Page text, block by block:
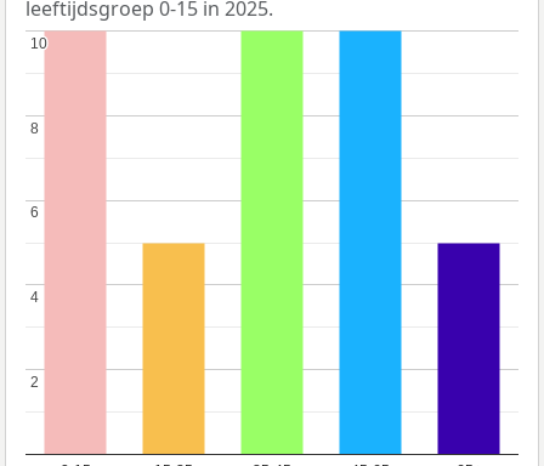
leeftijdsgroep 0-15 in 2025.
2
2
4
4
6
6
8
8
10
10